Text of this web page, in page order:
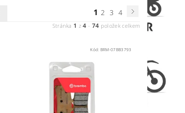
1 2 3 4
Stránka 1 z4 - 74 položek celkem
Kód: BRM-07BB3793